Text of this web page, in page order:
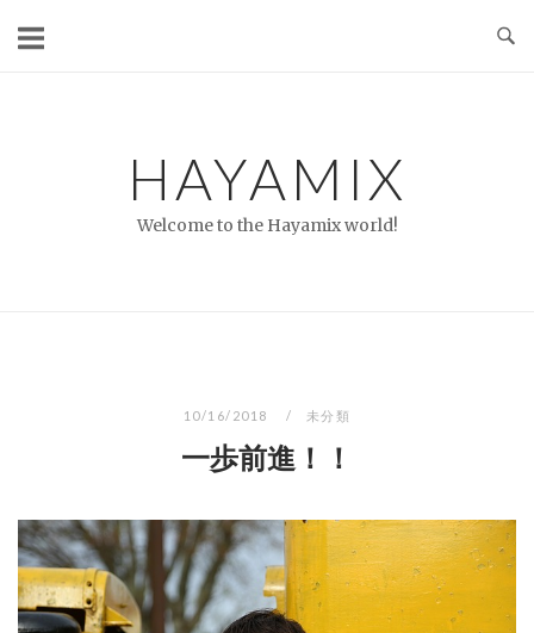
HAYAMIX
Welcome to the Hayamix world!
10/16/2018 未分類
一歩前進！！